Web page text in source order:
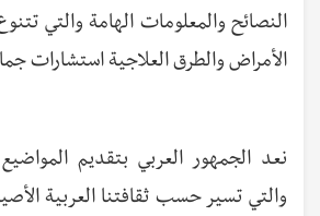
النصائح والمعلومات الهامة والتي
الأمراض والطرق العلاجية استشارات
نعد الجمهور العربي بتقديم
والتي تسير حسب ثقافتنا العربية